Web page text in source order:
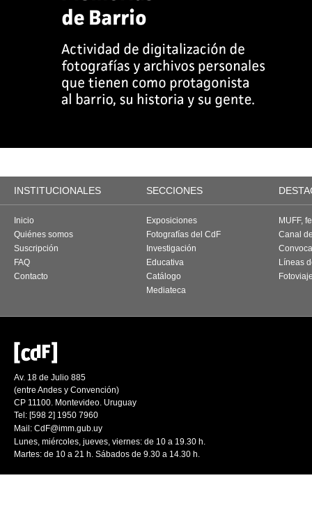
INSTITUCIONALES SECCIONES
Inicio
Quiénes somos
Suscripción
FAQ
Contacto
Exposiciones
Fotografías del CdF
Investigación
Educativa
Catálogo
Mediateca
MUFF,
Canal
Líneas
Av. 18 de Julio 885
(entre Andes y Convención)
CP 11100. Montevideo. Uruguay
Tel: [598 2] 1950 7960
Mail: CdF@imm.gub.uy
Lunes, miércoles, jueves, viernes: de 10 a 19.30 h.
Martes: de 10 a 21 h. Sábados de 9.30 a 14.30 h.